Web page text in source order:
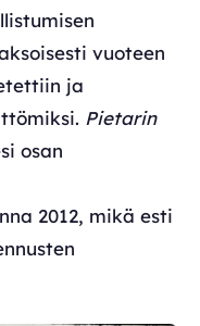
vuoteen
ja
Pietarin
osan
2012, mikä esti